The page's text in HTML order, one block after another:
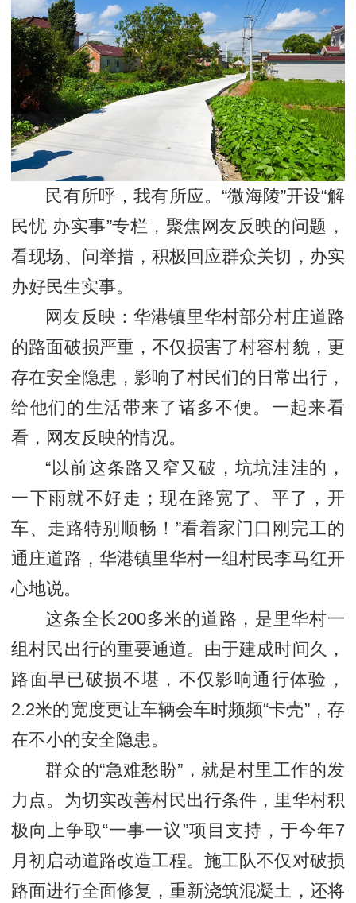
民有所呼，我有所应。“微海陵”开设“解
民忧 办实事”专栏，聚焦网友反映的问题，
看现场、问举措，积极回应群众关切，办实
办好民生实事。
网友反映：华港镇里华村部分村庄道路
的路面破损严重，不仅损害了村容村貌，更
存在安全隐患，影响了村民们的日常出行，
给他们的生活带来了诸多不便。一起来看
看，网友反映的情况。
“以前这条路又窄又破，坑坑洼洼的，
一下雨就不好走；现在路宽了、平了，开
车、走路特别顺畅！”看着家门口刚完工的
通庄道路，华港镇里华村一组村民李马红开
心地说。
这条全长200多米的道路，是里华村一
组村民出行的重要通道。由于建成时间久，
路面早已破损不堪，不仅影响通行体验，
2.2米的宽度更让车辆会车时频频“卡壳”，存
在不小的安全隐患。
群众的“急难愁盼”，就是村里工作的发
力点。为切实改善村民出行条件，里华村积
极向上争取“一事一议”项目支持，于今年7
月初启动道路改造工程。施工队不仅对破损
路面进行全面修复，重新浇筑混凝土，还将